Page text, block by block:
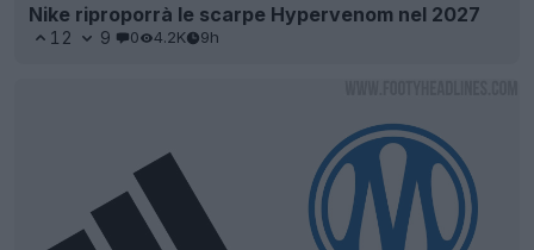
Nike riproporrà le scarpe Hypervenom nel 2027
12 9 0 4.2K 9h